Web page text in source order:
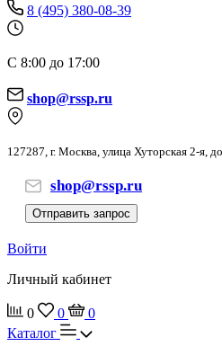
8 (495) 380-08-39
С 8:00 до 17:00
shop@rssp.ru
127287, г. Москва, улица Хуторская 2-я,
shop@rssp.ru
Отправить запрос
Войти
Личный кабинет
0 0
0
Каталог